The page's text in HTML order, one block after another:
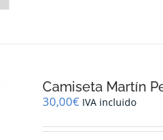
Camiseta Martín
30,00€ IVA incluido